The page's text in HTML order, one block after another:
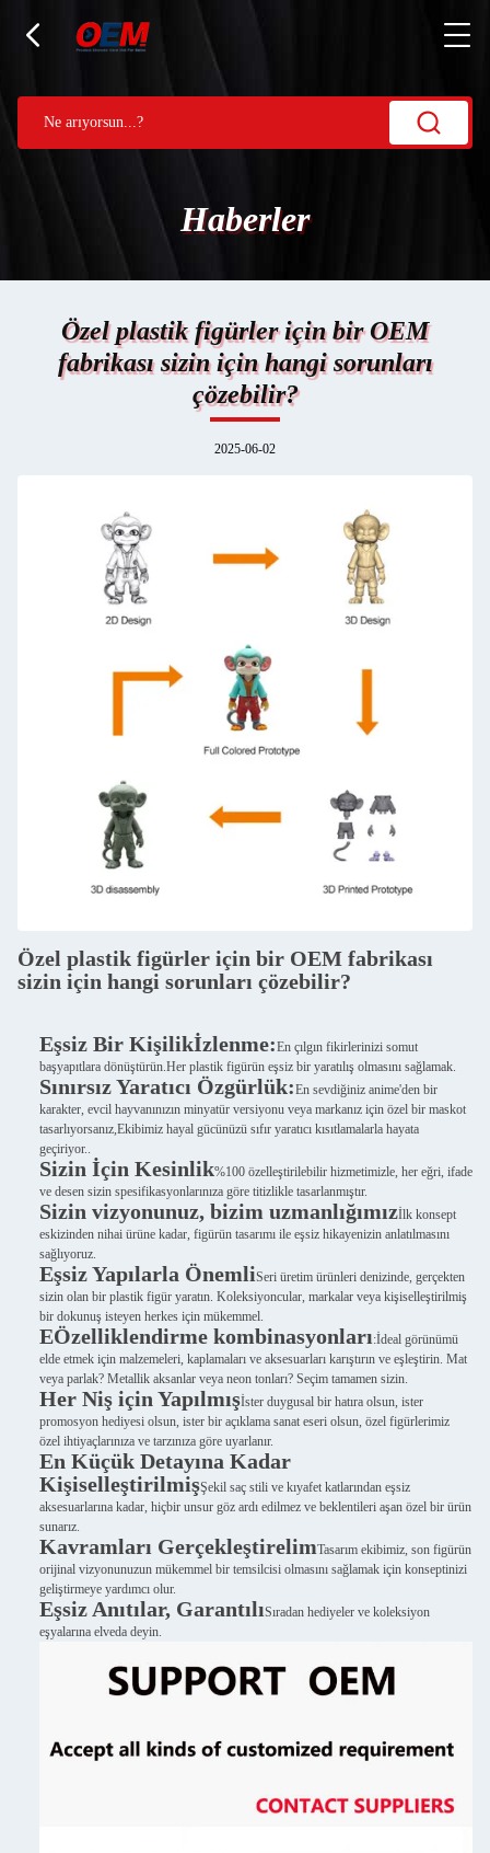
Haberler
Özel plastik figürler için bir OEM
fabrikası sizin için hangi sorunları
çözebilir?
2025-06-02
Özel plastik figürler için bir OEM fabrikası
sizin için hangi sorunları çözebilir?
Eşsiz Bir Kişilikİzlenme:En çılgın fikirlerinizi somut
başyapıtlara dönüştürün.Her plastik figürün eşsiz bir yaratılış olmasını sağlamak.
Sınırsız Yaratıcı Özgürlük:En sevdiğiniz anime'den bir
karakter, evcil hayvanınızın minyatür versiyonu veya markanız için özel bir maskot
tasarlıyorsanız,Ekibimiz hayal gücünüzü sıfır yaratıcı kısıtlamalarla hayata
geçiriyor..
Sizin İçin Kesinlik%100 özelleştirilebilir hizmetimizle, her eğri, ifade
ve desen sizin spesifikasyonlarınıza göre titizlikle tasarlanmıştır.
Sizin vizyonunuz, bizim uzmanlığımızİlk konsept
eskizinden nihai ürüne kadar, figürün tasarımı ile eşsiz hikayenizin anlatılmasını
sağlıyoruz.
Eşsiz Yapılarla ÖnemliSeri üretim ürünleri denizinde, gerçekten
sizin olan bir plastik figür yaratın. Koleksiyoncular, markalar veya kişiselleştirilmiş
bir dokunuş isteyen herkes için mükemmel.
EÖzelliklendirme kombinasyonları:İdeal görünümü
elde etmek için malzemeleri, kaplamaları ve aksesuarları karıştırın ve eşleştirin. Mat
veya parlak? Metallik aksanlar veya neon tonları? Seçim tamamen sizin.
Her Niş için Yapılmışİster duygusal bir hatıra olsun, ister
promosyon hediyesi olsun, ister bir açıklama sanat eseri olsun, özel figürlerimiz
özel ihtiyaçlarınıza ve tarzınıza göre uyarlanır.
En Küçük Detayına Kadar
KişiselleştirilmişŞekil saç stili ve kıyafet katlarından eşsiz
aksesuarlarına kadar, hiçbir unsur göz ardı edilmez ve beklentileri aşan özel bir ürün
sunarız.
Kavramları GerçekleştirelimTasarım ekibimiz, son figürün
orijinal vizyonunuzun mükemmel bir temsilcisi olmasını sağlamak için konseptinizi
geliştirmeye yardımcı olur.
Eşsiz Anıtılar, GarantılıSıradan hediyeler ve koleksiyon
eşyalarına elveda deyin.